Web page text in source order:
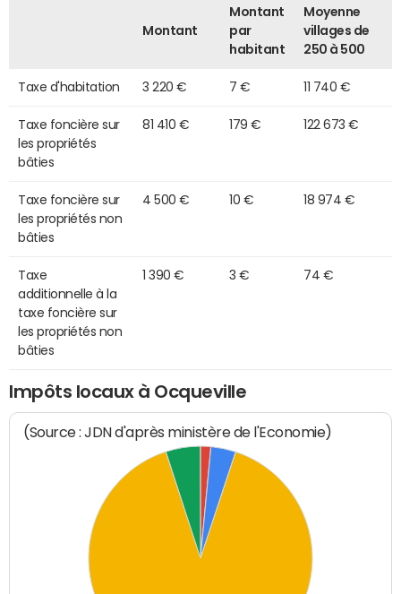
Montant
Montant
par
habitant
Moyenne
villages de
250 à 500
Taxe d'habitation 3 220 € 7 € 11 740 €
Taxe foncière sur
les propriétés
bâties
81 410 € 179 € 122 673 €
Taxe foncière sur
les propriétés non
bâties
4 500 € 10 € 18 974 €
Taxe
additionnelle à la
taxe foncière sur
les propriétés non
bâties
1 390 € 3 € 74 €
Impôts locaux à Ocqueville
(Source : JDN d'après ministère de l'Economie)